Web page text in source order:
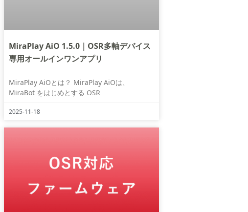
MiraPlay AiO 1.5.0｜OSR多軸デバイス
専用オールインワンアプリ
MiraPlay AiOとは？ MiraPlay AiOは、
MiraBot をはじめとする OSR
2025-11-18